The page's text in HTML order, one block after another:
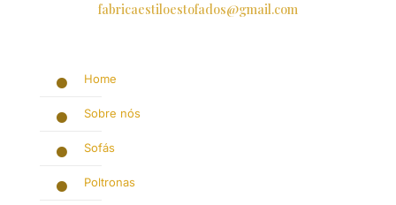
fabricaestiloestofados@gmail.com
Home
Sobre nós
Sofás
Poltronas